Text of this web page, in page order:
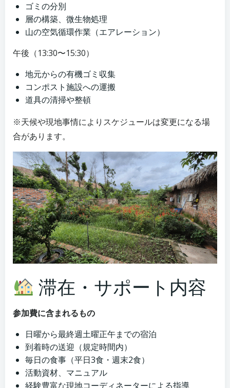
ゴミの分別
層の構築、微生物処理
山の空気循環作業（エアレーション）
午後（13:30〜15:30）
地元からの有機ゴミ収集
コンポスト施設への運搬
道具の清掃や整頓
※天候や現地事情によりスケジュールは変更になる場
合があります。
滞在・サポート内容
参加費に含まれるもの
日曜から最終週土曜正午までの宿泊
到着時の送迎（規定時間内）
毎日の食事（平日3食・週末2食）
活動資材、マニュアル
経験豊富な現地コーディネーターによる指導